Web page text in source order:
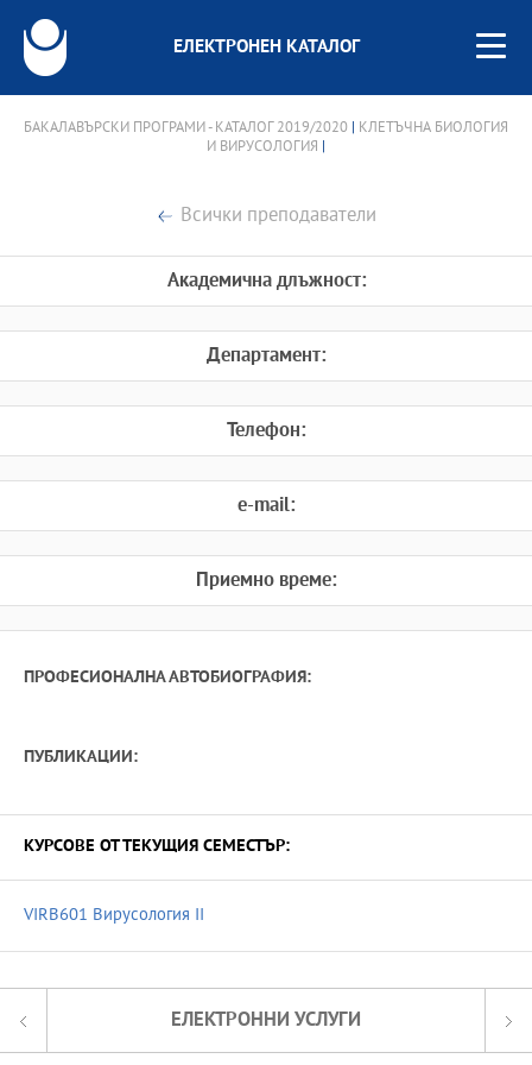
ЕЛЕКТРОНЕН КАТАЛОГ
БАКАЛАВЪРСКИ ПРОГРАМИ - КАТАЛОГ 2019/2020
КЛЕТЪЧНА БИОЛОГИЯ
И ВИРУСОЛОГИЯ
Всички преподаватели
Академична длъжност:
Департамент:
Телефон:
e-mail:
Приемно време:
ПРОФЕСИОНАЛНА АВТОБИОГРАФИЯ:
ПУБЛИКАЦИИ:
КУРСОВЕ ОТ ТЕКУЩИЯ СЕМЕСТЪР:
VIRB601 Вирусология II
ЕЛЕКТРОННИ УСЛУГИ